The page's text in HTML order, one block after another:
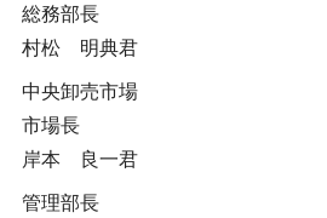
総務部長
村松 明典君
中央卸売市場
市場長
岸本 良一君
管理部長